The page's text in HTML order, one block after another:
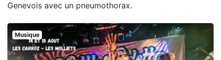
Genevois avec un pneumothorax.
Musique